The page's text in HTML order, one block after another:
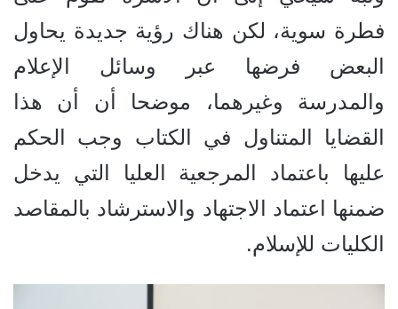
فطرة سوية، لكن هناك رؤية جديدة يحاول
البعض فرضها عبر وسائل الإعلام
والمدرسة وغيرهما، موضحا أن أن هذا
القضايا المتناول في الكتاب وجب الحكم
عليها باعتماد المرجعية العليا التي يدخل
ضمنها اعتماد الاجتهاد والاسترشاد بالمقاصد
الكليات للإسلام.